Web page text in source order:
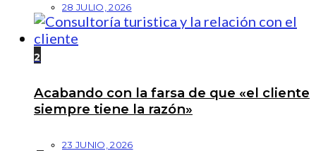
28 JULIO, 2026
2
Acabando con la farsa de que «el cliente
siempre tiene la razón»
23 JUNIO, 2026